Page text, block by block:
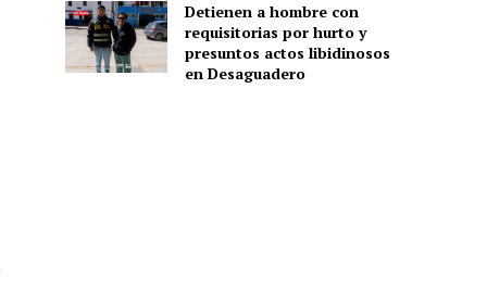
Detienen a hombre con
requisitorias por hurto y
presuntos actos libidinosos
en Desaguadero